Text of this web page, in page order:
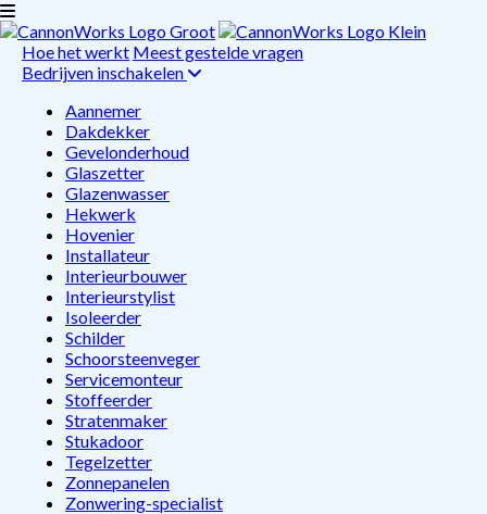
Hoe het werkt Meest gestelde vragen
Bedrijven inschakelen
Aannemer
Dakdekker
Gevelonderhoud
Glaszetter
Glazenwasser
Hekwerk
Hovenier
Installateur
Interieurbouwer
Interieurstylist
Isoleerder
Schilder
Schoorsteenveger
Servicemonteur
Stoffeerder
Stratenmaker
Stukadoor
Tegelzetter
Zonnepanelen
Zonwering-specialist